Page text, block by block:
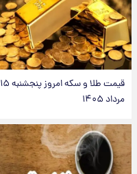
قیمت طلا و سکه امروز پنجشنبه ۱۵
مرداد ۱۴۰۵